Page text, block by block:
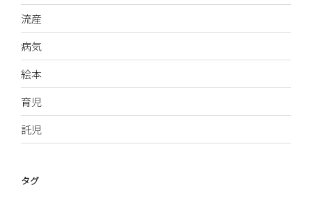
流産
病気
絵本
育児
託児
タグ